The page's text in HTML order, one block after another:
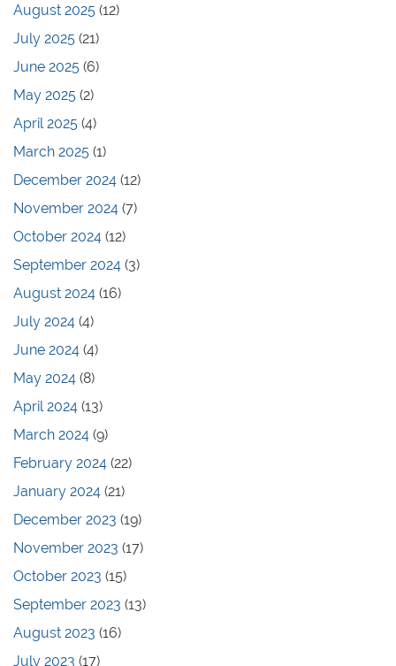
August 2025 (12)
July 2025 (21)
June 2025 (6)
May 2025 (2)
April 2025 (4)
March 2025 (1)
December 2024 (12)
November 2024 (7)
October 2024 (12)
September 2024 (3)
August 2024 (16)
July 2024 (4)
June 2024 (4)
May 2024 (8)
April 2024 (13)
March 2024 (9)
February 2024 (22)
January 2024 (21)
December 2023 (19)
November 2023 (17)
October 2023 (15)
September 2023 (13)
August 2023 (16)
July 2023 (17)